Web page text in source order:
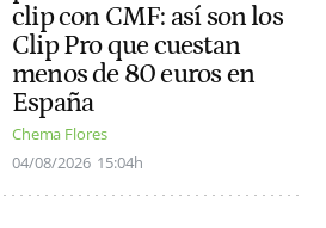
clip con CMF: así son los
Clip Pro que cuestan
menos de 80 euros en
España
Chema Flores
04/08/2026 15:04h